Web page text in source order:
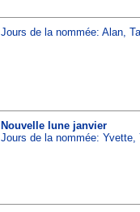
Jours de la nommée: Alan,
Nouvelle lune janvier
Jours de la nommée: Yvette,